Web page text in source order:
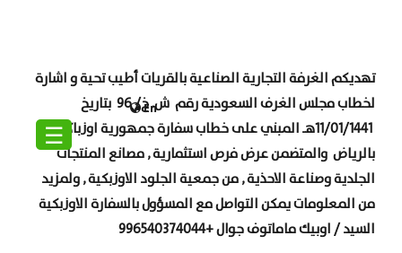
En
☰
تهديكم الغرفة التجارية الصناعية بالقريات أطيب تحية و اشارة
لخطاب مجلس الغرف السعودية
رقم ش. خ/ 96 بتاريخ
11/01/1441هـ المبني على خطاب سفارة جمهورية اوزباكستان
بالرياض والمتضمن عرض فرص استثمارية , مصانع المنتجات
الجلدية وصناعة الاحذية , من جمعية الجلود الاوزبكية , ولمزيد
من المعلومات يمكن التواصل مع المسؤول بالسفارة الاوزبكية
السيد / اوبيك ماماتوف جوال +996540374044